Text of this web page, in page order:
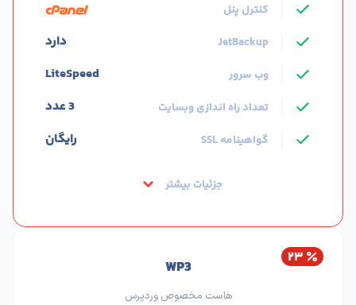
کنترل پنل
JetBackup
دارد
وب سرور LiteSpeed
تعداد راه اندازی وبسایت 3 عدد
گواهینامه SSL رایگان
جزئیات بیشتر
۲۳ WP3
هاست مخصوص وردپرس